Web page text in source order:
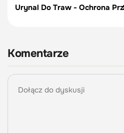
Urynal Do Traw - Ochrona
Komentarze